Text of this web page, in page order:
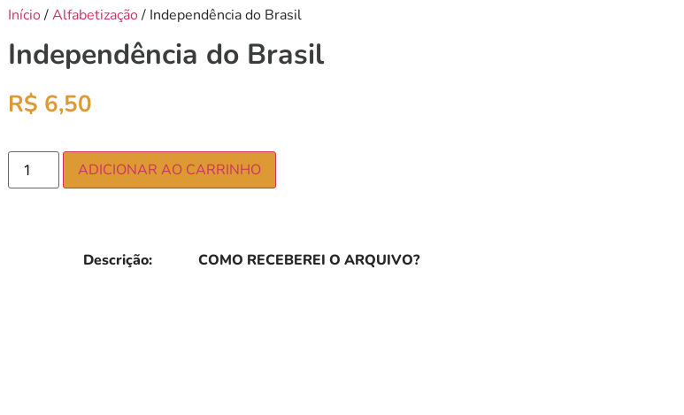
Início/Alfabetização/ Independência do Brasil
Independência do Brasil
R$ 6,50
ADICIONAR AO CARRINHO
Descrição: COMO RECEBEREI O ARQUIVO?